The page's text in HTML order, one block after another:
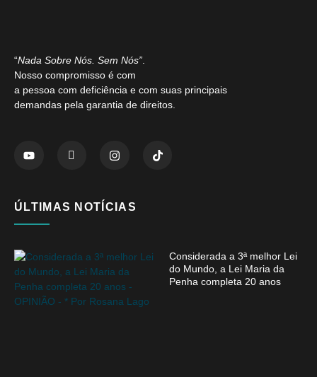
“Nada Sobre Nós. Sem Nós”
Nosso compromisso é com
a pessoa com deficiência e com suas principais
demandas pela garantia de direitos.
ÚLTIMAS NOTÍCIAS
Considerada a 3ª melhor Lei
do Mundo, a Lei Maria da
Penha completa 20 anos